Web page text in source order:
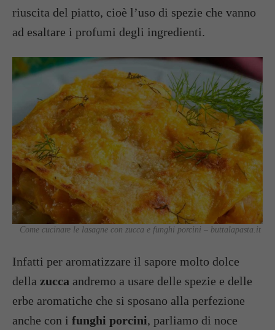
riuscita del piatto, cioè l’uso di spezie che vanno
ad esaltare i profumi degli ingredienti.
Come cucinare le lasagne con zucca e funghi porcini – buttalapasta.it
Infatti per aromatizzare il sapore molto dolce
della zucca andremo a usare delle spezie e delle
erbe aromatiche che si sposano alla perfezione
anche con i funghi porcini, parliamo di noce